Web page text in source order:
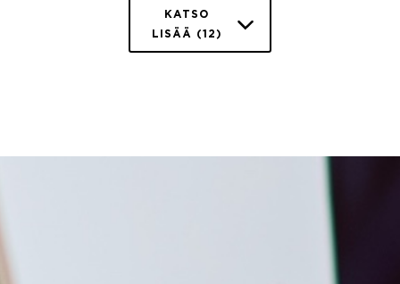
KATSO
LISÄÄ (12)